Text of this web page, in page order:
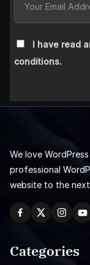
I have read
conditions.
We love
professional
website to the next
Categories